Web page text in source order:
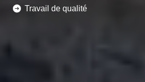
Travail de qualité